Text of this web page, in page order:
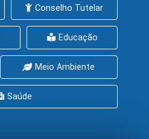
Conselho Tutelar
Educação
Meio Ambiente
Saúde